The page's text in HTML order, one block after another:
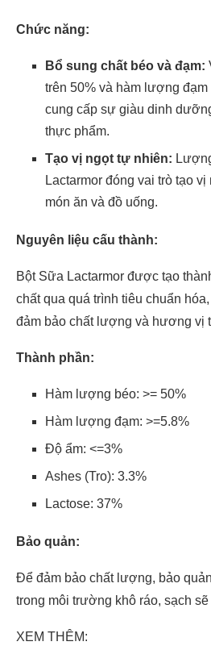
Chức năng:
Bổ sung chất béo và đạm:
trên 50% và hàm lượng đạm
cung cấp sự giàu dinh
thực phẩm.
Tạo vị ngọt tự nhiên:
Lactarmor đóng vai trò tạo
món ăn và đồ uống.
Nguyên liệu cấu thành:
Bột Sữa Lactarmor được tạo
chất qua quá trình tiêu chuẩn
đảm bảo chất lượng và hương vị
Thành phần:
Hàm lượng béo: >= 50%
Hàm lượng đạm: >=5.8%
Độ ẩm: <=3%
Ashes (Tro): 3.3%
Lactose: 37%
Bảo quản:
Để đảm bảo chất lượng, bảo
trong môi trường khô ráo, sạch sẽ
XEM THÊM: